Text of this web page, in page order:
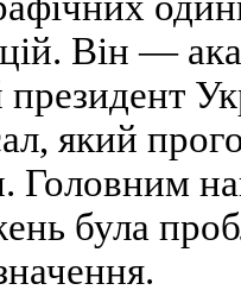
Він —
який
Головним
була